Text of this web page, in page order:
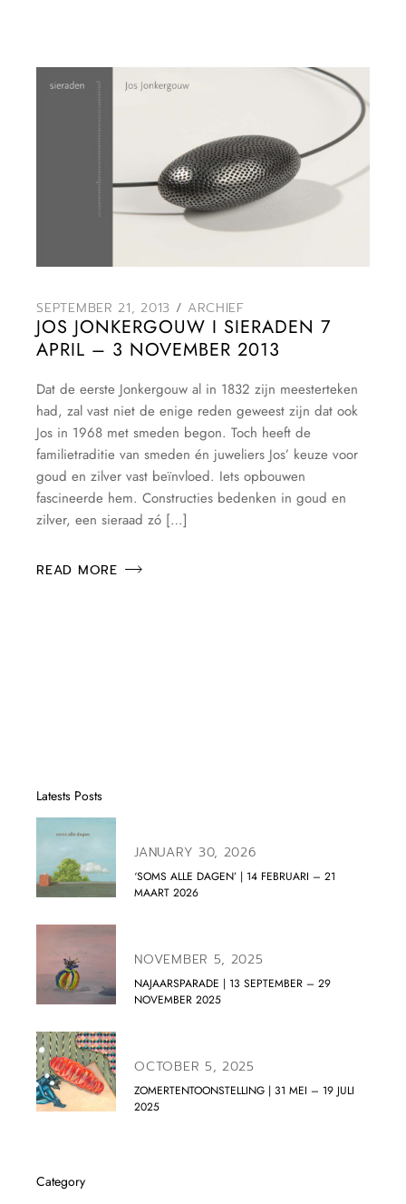
SEPTEMBER 21, 2013 ARCHIEF
JOS JONKERGOUW I SIERADEN 7
APRIL – 3 NOVEMBER 2013
Dat de eerste Jonkergouw al in 1832 zijn meesterteken
had, zal vast niet de enige reden geweest zijn dat ook
Jos in 1968 met smeden begon. Toch heeft de
familietraditie van smeden én juweliers Jos’ keuze voor
goud en zilver vast beïnvloed. Iets opbouwen
fascineerde hem. Constructies bedenken in goud en
zilver, een sieraad zó […]
READ MORE
Latests Posts
JANUARY 30, 2026
‘SOMS ALLE DAGEN’ | 14 FEBRUARI – 21
MAART 2026
NOVEMBER 5, 2025
NAJAARSPARADE | 13 SEPTEMBER – 29
NOVEMBER 2025
OCTOBER 5, 2025
ZOMERTENTOONSTELLING | 31 MEI – 19 JULI
2025
Category